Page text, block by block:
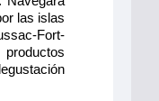
las islas
Fort-